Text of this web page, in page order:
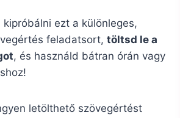
kipróbálni ezt a különleges,
feladatsort, töltsd le a
, és használd bátran órán vagy
letölthető szövegértést